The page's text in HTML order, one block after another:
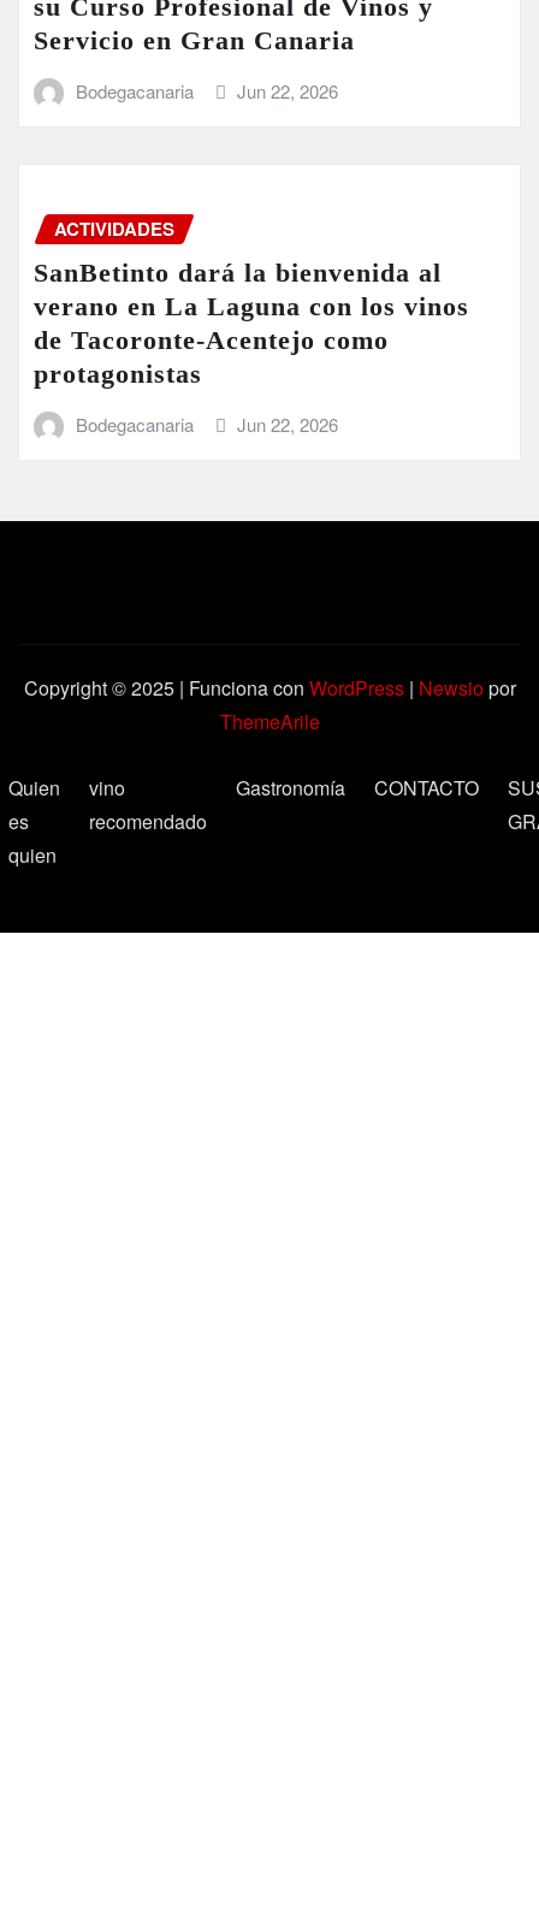
su Curso Profesional de Vinos y
Servicio en Gran Canaria
Bodegacanaria Jun 22, 2026
ACTIVIDADES
SanBetinto dará la bienvenida al
verano en La Laguna con los vinos
de Tacoronte-Acentejo como
protagonistas
Bodegacanaria Jun 22, 2026
Copyright © 2025 | Funciona con WordPress | Newsiopor
ThemeArile
Quien
es
quien
vino
recomendado
Gastronomía CONTACTO